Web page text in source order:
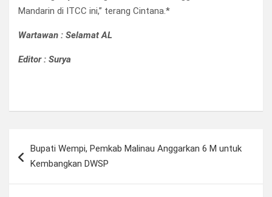
Mandarin di ITCC ini,” terang Cintana.*
Wartawan : Selamat AL
Editor : Surya
posBupati Wempi, Pemkab Malinau Anggarkan 6 M untuk
Kembangkan DWSP